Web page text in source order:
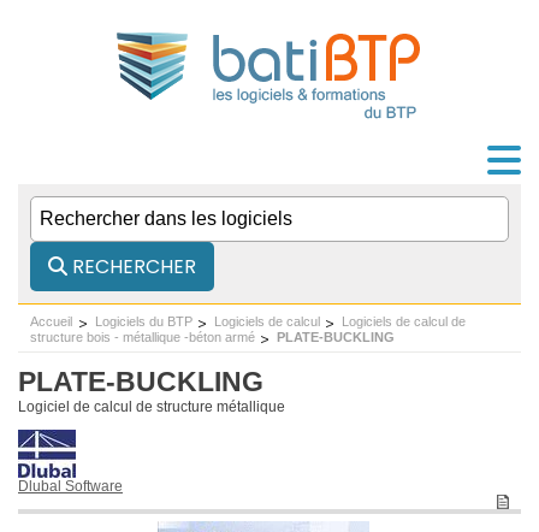
RECHERCHER
Accueil Logiciels du BTP Logiciels de calcul
Logiciels de calcul de
structure bois - métallique -béton armé
PLATE-BUCKLING
PLATE-BUCKLING
Logiciel de calcul de structure métallique
Dlubal Software